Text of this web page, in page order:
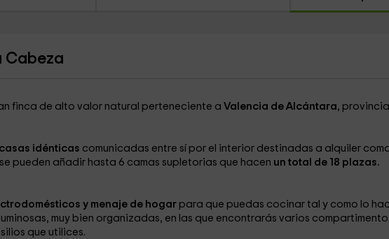
Cabeza
finca de alto valor natural perteneciente a Valencia de Alcántara,
idénticas comunicadas entre sí por el interior destinadas a alquiler
pueden añadir hasta 6 camas supletorias que hacen un total de 18 plazas.
y menaje de hogarpara que puedas cocinar tal y como lo
muy bien organizadas, en las que encontrarás varios
que utilices.